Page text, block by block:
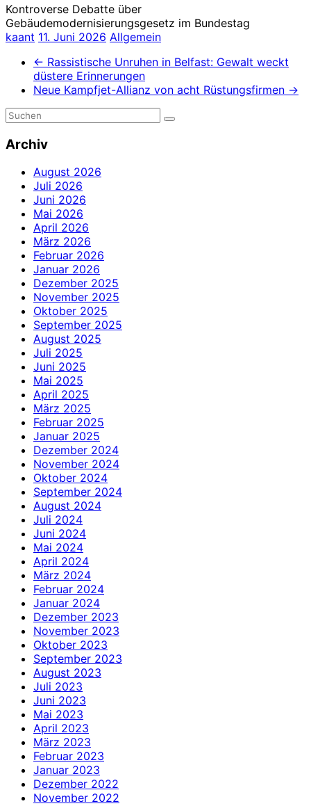
Kontroverse Debatte über
Gebäudemodernisierungsgesetz im Bundestag
kaant 11. Juni 2026 Allgemein
← Rassistische Unruhen in Belfast: Gewalt weckt
düstere Erinnerungen
Neue Kampfjet-Allianz von acht Rüstungsfirmen →
Archiv
August 2026
Juli 2026
Juni 2026
Mai 2026
April 2026
März 2026
Februar 2026
Januar 2026
Dezember 2025
November 2025
Oktober 2025
September 2025
August 2025
Juli 2025
Juni 2025
Mai 2025
April 2025
März 2025
Februar 2025
Januar 2025
Dezember 2024
November 2024
Oktober 2024
September 2024
August 2024
Juli 2024
Juni 2024
Mai 2024
April 2024
März 2024
Februar 2024
Januar 2024
Dezember 2023
November 2023
Oktober 2023
September 2023
August 2023
Juli 2023
Juni 2023
Mai 2023
April 2023
März 2023
Februar 2023
Januar 2023
Dezember 2022
November 2022